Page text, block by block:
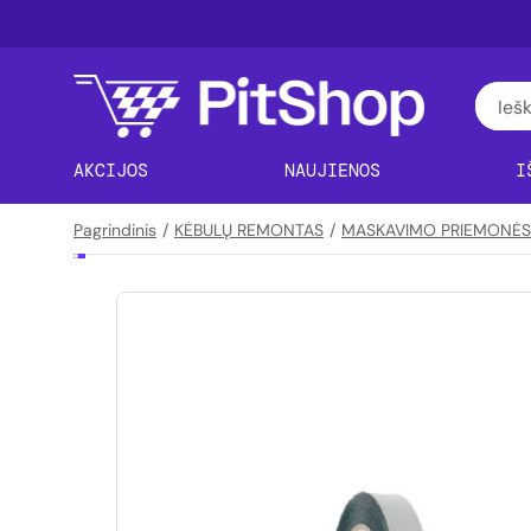
AKCIJOS NAUJIENOS
Pagrindinis / KĖBULŲ REMONTAS / MASKAVIMO PRIEMONĖS